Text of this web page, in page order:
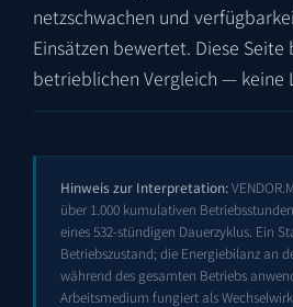
netzschwachen und
Einsätzen bewertet. Diese
betrieblichen Vergleich — keine
Hinweis zur Interpretation:
über 1.000 kumulativen
eines 532-stündigen Dauerzyklus. Ein
Betriebszustand; die Energiebilanz an
während des gesamten Betriebs
Arbeitsmedium fungiert als